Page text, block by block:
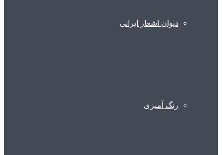
دیوان اشعار ایرانی
رنگ آمیزی